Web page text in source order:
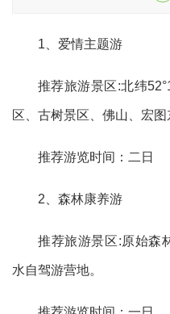
1、爱情主题游
推荐旅游景区:北纬
区、古树景区、佛山、宏图
推荐游览时间：二日
2、森林康养游
推荐旅游景区:原始森
水自驾游营地。